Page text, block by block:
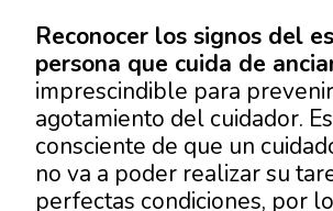
Reconocer los signos del
persona que cuida de
imprescindible para
agotamiento del cuidador.
consciente de que un
no va a poder realizar su
perfectas condiciones, por